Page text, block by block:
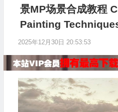
景MP场景合成教程
Painting
2025年12月30日 20:53:53